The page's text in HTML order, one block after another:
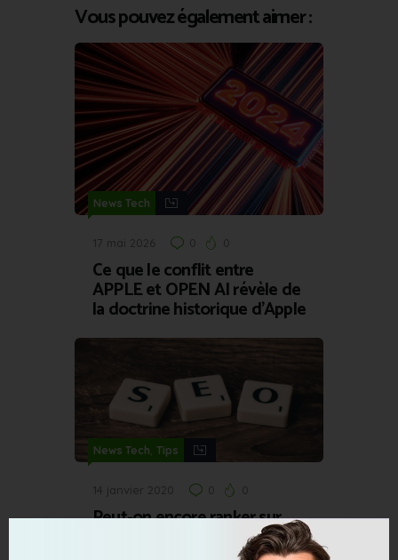
Vous pouvez également aimer :
News Tech
17 mai 2026 0 0
Ce que le conflit entre
APPLE et OPEN AI révèle de
la doctrine historique d’Apple
News Tech, Tips
14 janvier 2020 0 0
Peut-on encore ranker sur